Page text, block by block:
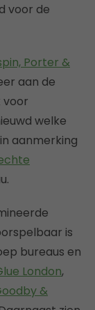
voor de
Porter &
aan de
voor
welke
aanmerking
is
bureaus en
London,
&